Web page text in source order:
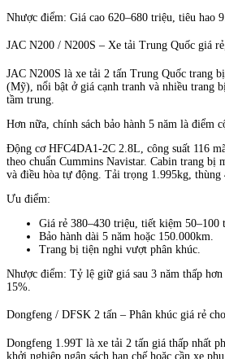
Nhược điểm: Giá cao 620–680 triệu, tiêu hao
JAC N200 / N200S – Xe tải Trung Quốc giá
JAC N200S là xe tải 2 tấn Trung Quốc trang
(Mỹ), nổi bật ở giá cạnh tranh và nhiều trang
tầm trung.
Hơn nữa, chính sách bảo hành 5 năm là điểm
Động cơ HFC4DA1-2C 2.8L, công suất 116
theo chuẩn Cummins Navistar. Cabin trang bị
và điều hòa tự động. Tải trọng 1.995kg, thùng
Ưu điểm:
Giá rẻ 380–430 triệu, tiết kiệm 50–100
Bảo hành dài 5 năm hoặc 150.000km.
Trang bị tiện nghi vượt phân khúc.
Nhược điểm: Tỷ lệ giữ giá sau 3 năm thấp
15%.
Dongfeng / DFSK 2 tấn – Phân khúc giá rẻ
Dongfeng 1.99T là xe tải 2 tấn giá thấp nhất
khởi nghiệp ngân sách hạn chế hoặc cần xe